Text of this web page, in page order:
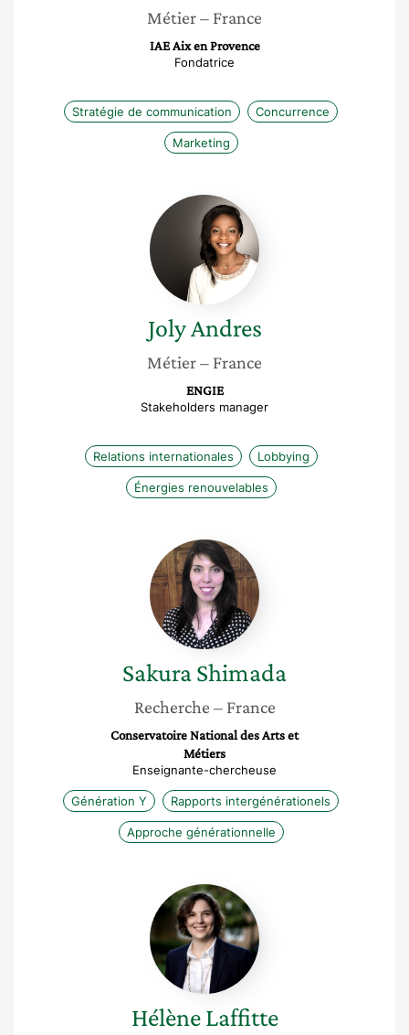
Métier– France
IAE Aix en Provence
Fondatrice
Stratégie de communication Concurrence
Marketing
Joly
Andres
JolyAndres
Métier– France
ENGIE
Stakeholders manager
Relations internationales Lobbying
Énergies renouvelables
Sakura
Shimada
SakuraShimada
Recherche – France
Conservatoire National des Arts et
Métiers
Enseignante-chercheuse
Génération Y Rapports intergénérationels
Approche générationnelle
Hélène
Laffitte
Hélène Laffitte